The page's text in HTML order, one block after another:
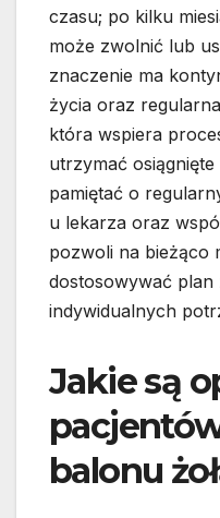
czasu; po kilku
może zwolnić lub
znaczenie ma
życia oraz
która wspiera
utrzymać
pamiętać o
u lekarza oraz
pozwoli na bieżąco
dostosowywać plan
indywidualnych
Jakie są
balonu